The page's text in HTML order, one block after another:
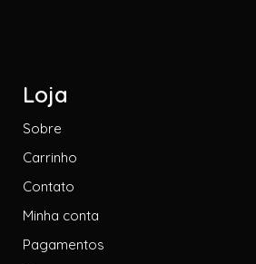
Loja
Sobre
Carrinho
Contato
Minha conta
Pagamentos